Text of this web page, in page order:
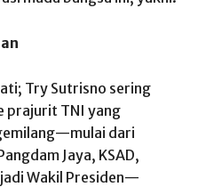
Try Sutrisno sering
prajurit TNI yang
dari
Jaya, KSAD,
Wakil Presiden—